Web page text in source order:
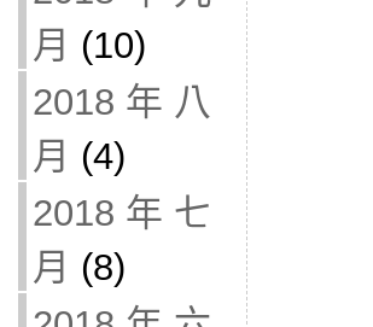
月 (10)
2018 年 八
月 (4)
2018 年 七
月 (8)